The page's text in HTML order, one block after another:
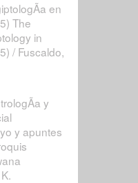
en
The
in
/ Fuscaldo,
y
y apuntes